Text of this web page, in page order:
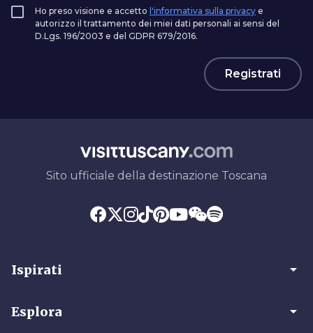
Ho preso visione e accetto l'informativa sulla privacy e
autorizzo il trattamento dei miei dati personali ai sensi del
D.Lgs. 196/2003 e del GDPR 679/2016.
Registrati
Sito ufficiale della destinazione Toscana
Ispirati arrow_drop_down
Esplora arrow_drop_down